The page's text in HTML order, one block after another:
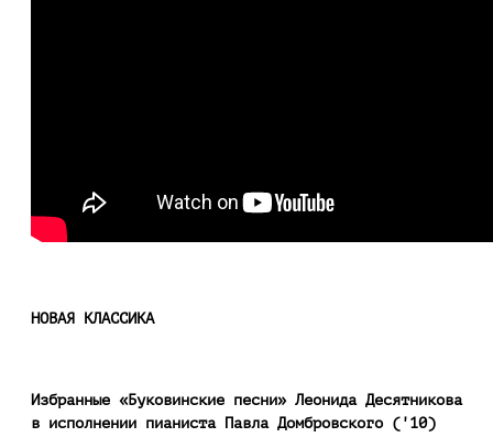
НОВАЯ КЛАССИКА
Избранные «Буковинские песни» Леонида Десятникова
в исполнении пианиста Павла Домбровского ('10)